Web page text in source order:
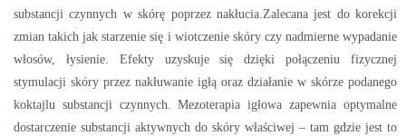
substancji czynnych w skórę poprzez nakłucia.Zalecana jest do korekcji
zmian takich jak starzenie się i wiotczenie skóry czy nadmierne wypadanie
włosów, łysienie. Efekty uzyskuje się dzięki połączeniu fizycznej
stymulacji skóry przez nakłuwanie igłą oraz działanie w skórze podanego
koktajlu substancji czynnych. Mezoterapia igłowa zapewnia optymalne
dostarczenie substancji aktywnych do skóry właściwej – tam gdzie jest to